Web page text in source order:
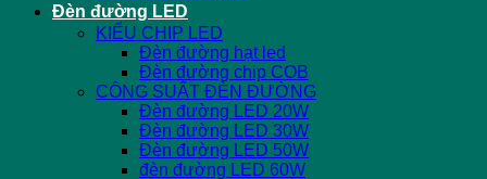
Đèn đường LED
KIỂU CHIP LED
Đèn đường hạt led
Đèn đường chip COB
CÔNG SUẤT ĐÈN ĐƯỜNG
Đèn đường LED 20W
Đèn đường LED 30W
Đèn đường LED 50W
đèn đường LED 60W